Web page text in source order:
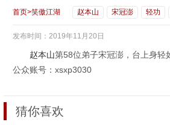
首页>笑傲江湖 赵本山 宋冠澎 轻功
发布时间：2019年11月20日
赵本山第58位弟子宋冠澎，台上身轻
公众账号：xsxp3030
猜你喜欢